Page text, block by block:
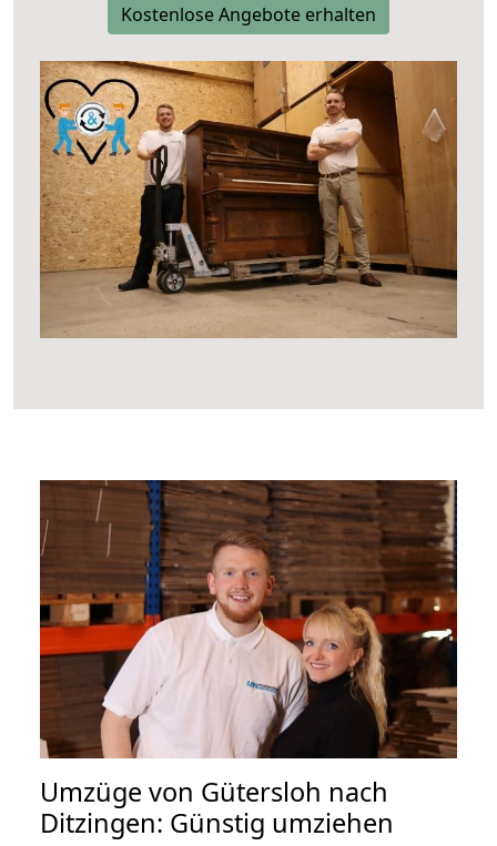
Kostenlose Angebote erhalten
Umzüge von Gütersloh nach
Ditzingen: Günstig umziehen